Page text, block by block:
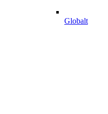
Globalt